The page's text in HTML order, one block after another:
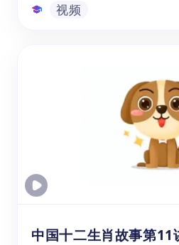
视频
通过观看的生肖鼠视频课
在3-8岁的幼儿园、学前
在学习中文和文化教育时
汇量和理解能力。通过观
二生肖的由来和动物组成
中国十二生肖故事第11